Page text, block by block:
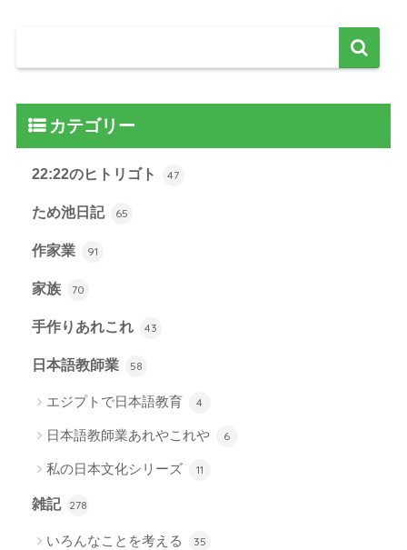
カテゴリー
22:22のヒトリゴト 47
ため池日記 65
作家業 91
家族 70
手作りあれこれ 43
日本語教師業 58
エジプトで日本語教育 4
日本語教師業あれやこれや 6
私の日本文化シリーズ 11
雑記 278
いろんなことを考える 35